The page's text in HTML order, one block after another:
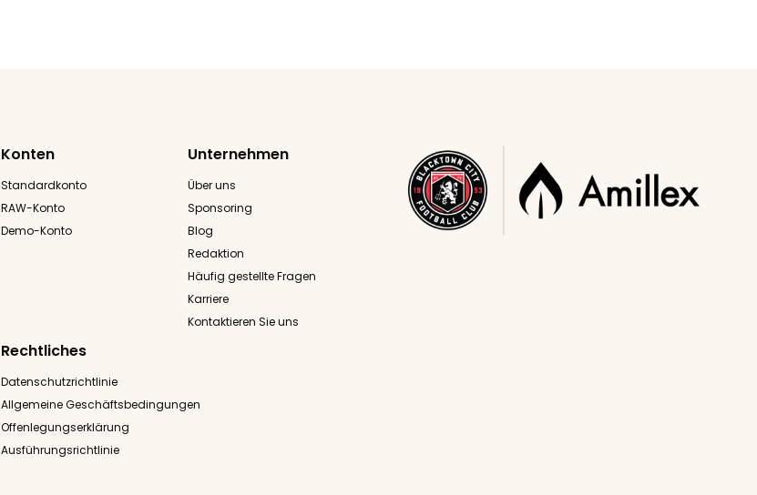
Konten
Standardkonto
RAW-Konto
Demo-Konto
Unternehmen
Über uns
Sponsoring
Blog
Redaktion
Häufig gestellte Fragen
Karriere
Kontaktieren Sie uns
Rechtliches
Datenschutzrichtlinie
Allgemeine Geschäftsbedingungen
Offenlegungserklärung
Ausführungsrichtlinie